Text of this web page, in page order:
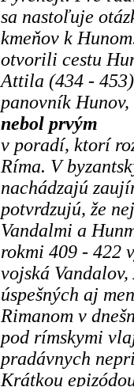
sa nastoľuje
kmeňov k
otvorili cestu
Attila (434 -
panovník
nebol prvým
v poradí, ktorí
Ríma. V
nachádzajú
potvrdzujú, že
Vandalmi a
rokmi 409 - 422
vojská
úspešných aj
Rimanom v
pod rímskymi
pradávnych
Krátkou